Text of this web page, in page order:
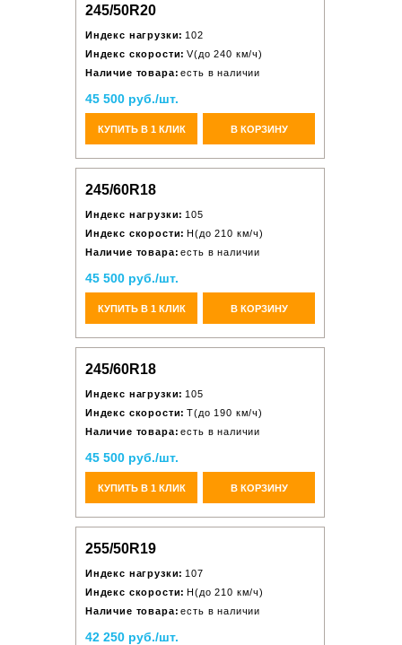
245/50R20
Индекс нагрузки: 102
Индекс скорости: V(до 240 км/ч)
Наличие товара: есть в наличии
45 500 руб./шт.
КУПИТЬ В 1 КЛИК В КОРЗИНУ
245/60R18
Индекс нагрузки: 105
Индекс скорости: H(до 210 км/ч)
Наличие товара: есть в наличии
45 500 руб./шт.
КУПИТЬ В 1 КЛИК В КОРЗИНУ
245/60R18
Индекс нагрузки: 105
Индекс скорости: T(до 190 км/ч)
Наличие товара: есть в наличии
45 500 руб./шт.
КУПИТЬ В 1 КЛИК В КОРЗИНУ
255/50R19
Индекс нагрузки: 107
Индекс скорости: H(до 210 км/ч)
Наличие товара: есть в наличии
42 250 руб./шт.